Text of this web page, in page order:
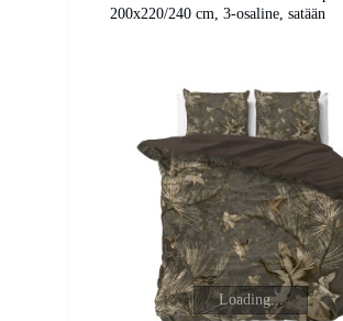
200x220/240 cm, 3-osaline, satään
Loading...